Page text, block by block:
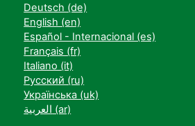
Deutsch ‎(de)‎
English ‎(en)‎
Español - Internacional ‎(es)‎
Français ‎(fr)‎
Italiano ‎(it)‎
Русский ‎(ru)‎
Українська ‎(uk)‎
العربية ‎(ar)‎